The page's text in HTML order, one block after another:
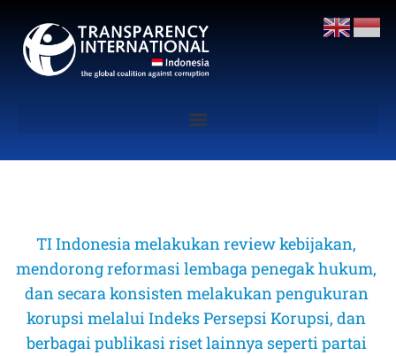
TI Indonesia melakukan review kebijakan,
mendorong reformasi lembaga penegak hukum,
dan secara konsisten melakukan pengukuran
korupsi melalui Indeks Persepsi Korupsi, dan
berbagai publikasi riset lainnya seperti partai